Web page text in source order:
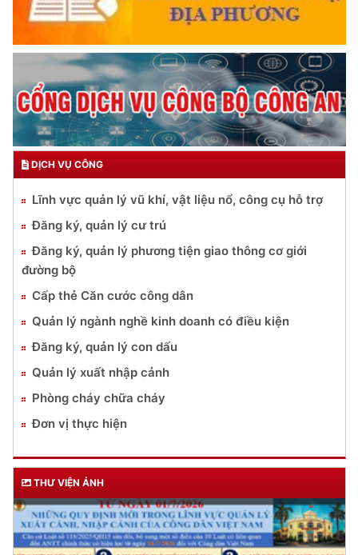
DỊCH VỤ CÔNG
Lĩnh vực quản lý vũ khí, vật liệu nổ, công cụ hỗ trợ
Đăng ký, quản lý cư trú
Đăng ký, quản lý phương tiện giao thông cơ giới
đường bộ
Cấp thẻ Căn cước công dân
Quản lý ngành nghề kinh doanh có điều kiện
Đăng ký, quản lý con dấu
Quản lý xuất nhập cảnh
Phòng cháy chữa cháy
Đơn vị thực hiện
THƯ VIỆN ẢNH